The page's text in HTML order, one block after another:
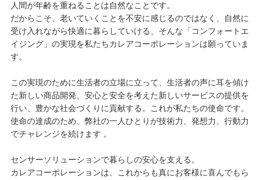
人間が年齢を重ねることは自然なことです。
だからこそ、老いていくことを不安に感じるのではなく、自然に
受け入れながら快適に暮らしていける、そんな「コンフォートエ
イジング」の実現を私たちカレアコーポレーションは願っていま
す。
この実現のために生活者の立場に立って、生活者の声に耳を傾け
た新しい商品開発、安心と安全を考えた新しいサービスの提供を
行い、豊かな社会づくりに貢献する。これが私たちの使命です。
使命の達成のため、弊社の一人ひとりが技術力、発想力、行動力
でチャレンジを続けます 。
センサーソリューションで暮らしの安心を支える。
カレアコーポレーションは、これからも真にお客様に喜んでもら